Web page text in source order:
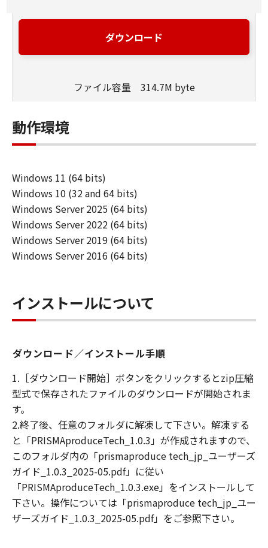
まれるコンピュータ･プログラム、ドキュメント
する特定のサービスを通じて提供される可能性
のある本ソフトウエア製品の改良版を含みま
す。
タの記憶装置又はメモリーに搭載し、または
CPUで実行することを指します。
「インストール」とは、本ソフトウエア製品を
ハードディスクドライブ又は 同類の保管装置に
実行可能な形態でコピーすることを指します。
第2条（知的財産権および所有権）
Netherlands B.V.は、オリジナル若しくはコピ
ーの形態又は媒体に拘わらず、本ソフトウエア
製品を記録する媒体、およびその後に作成され
著作権を含む一切の知的財産権および所有権を
甲およびCanon Production Printing
Netherlands B.V.は、乙に対し本ソフトウエア
第3条（使用許諾条件）
乙は本ソフトウエア製品の全部又は一部をコン
ピュータにインストールし、本ソフトウエア製
品を使用することが出来ます。
乙は、本ソフトウエア製品を日本国内において
のみ使用できます。
乙は本ソフトウエア製品を、キヤノンプロダク
ダウンロード
ファイル容量 314.7M byte
動作環境
Windows 11 (64 bits)
Windows 10 (32 and 64 bits)
Windows Server 2025 (64 bits)
Windows Server 2022 (64 bits)
Windows Server 2019 (64 bits)
Windows Server 2016 (64 bits)
インストールについて
ダウンロード／インストール手順
1.［ダウンロード開始］ボタンをクリックするとzip圧縮
型式で保存されたファイルのダウンロードが開始されま
す。
2.終了後、任意のフォルダに解凍して下さい。解凍する
と「PRISMAproduceTech_1.0.3」が作成されますので、
このフォルダ内の「prismaproduce tech_jp_ユーザーズ
ガイド_1.0.3_2025-05.pdf」に従い
「PRISMAproduceTech_1.0.3.exe」をインストールして
下さい。操作については「prismaproduce tech_jp_ユー
ザーズガイド_1.0.3_2025-05.pdf」をご参照下さい。